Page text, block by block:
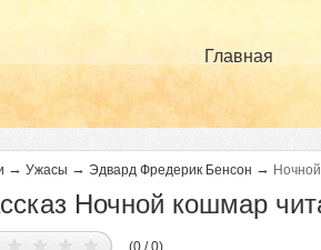
Главная
→ Ужасы → Эдвард Фредерик Бенсон →
Ночной кошмар
(0 / 0)